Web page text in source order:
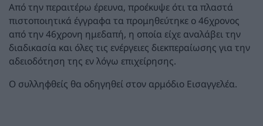
Από την περαιτέρω έρευνα, προέκυψε ότι τα πλαστά
πιστοποιητικά έγγραφα τα προμηθεύτηκε ο 46χρονος
από την 46χρονη ημεδαπή, η οποία είχε αναλάβει την
διαδικασία και όλες τις ενέργειες διεκπεραίωσης για την
αδειοδότηση της εν λόγω επιχείρησης.
Ο συλληφθείς θα οδηγηθεί στον αρμόδιο Εισαγγελέα.